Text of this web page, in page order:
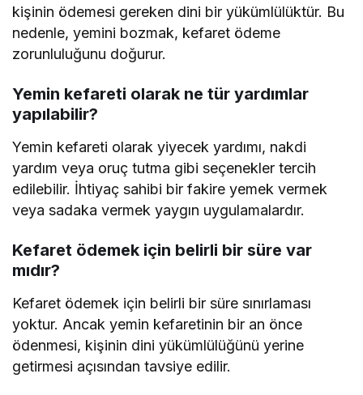
kişinin ödemesi gereken dini bir yükümlülüktür. Bu
nedenle, yemini bozmak, kefaret ödeme
zorunluluğunu doğurur.
Yemin kefareti olarak ne tür yardımlar
yapılabilir?
Yemin kefareti olarak yiyecek yardımı, nakdi
yardım veya oruç tutma gibi seçenekler tercih
edilebilir. İhtiyaç sahibi bir fakire yemek vermek
veya sadaka vermek yaygın uygulamalardır.
Kefaret ödemek için belirli bir süre var
mıdır?
Kefaret ödemek için belirli bir süre sınırlaması
yoktur. Ancak yemin kefaretinin bir an önce
ödenmesi, kişinin dini yükümlülüğünü yerine
getirmesi açısından tavsiye edilir.